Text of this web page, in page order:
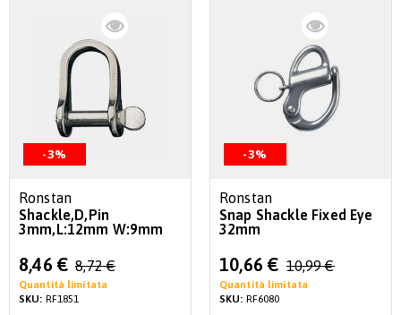
-3%
Ronstan
Shackle,D,Pin
3mm,L:12mm W:9mm
Special
Price
8,46 € 8,72 €
Quantità limitata
SKU: RF1851
-3%
Ronstan
Snap Shackle Fixed Eye
32mm
Special
Price
10,66 € 10,99 €
Quantità limitata
SKU: RF6080